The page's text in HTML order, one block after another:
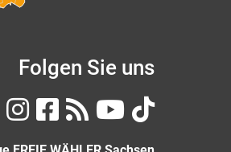
Folgen Sie uns